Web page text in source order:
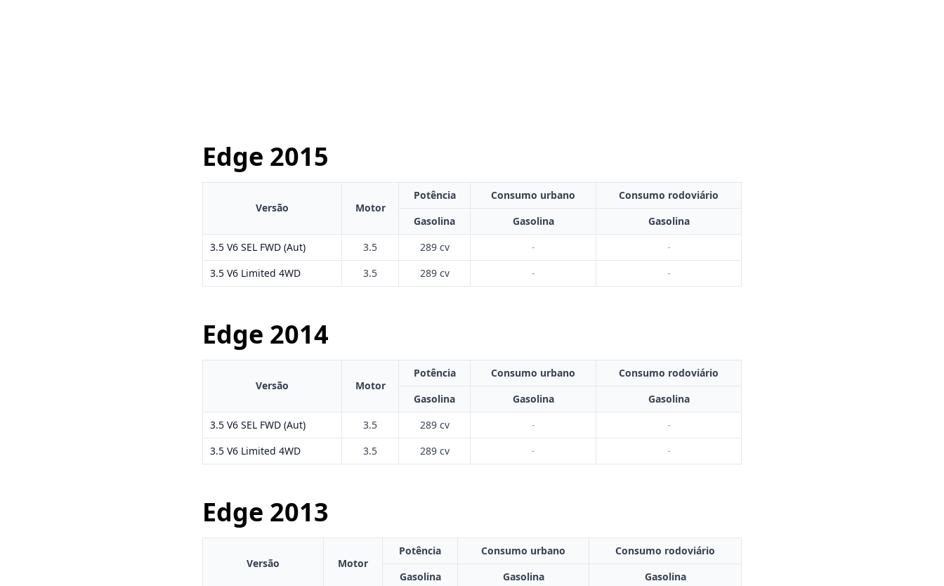
Edge 2015
Versão Motor
Potência Consumo urbano
Consumo rodoviário
Gasolina
Gasolina
Gasolina
3.5 V6 SEL FWD (Aut)
3.5 289 cv -
-
3.5 V6 Limited 4WD
3.5 289 cv - -
Edge 2014
Versão Motor
Potência Consumo urbano
Consumo rodoviário
Gasolina
Gasolina
Gasolina
3.5 V6 SEL FWD (Aut)
3.5 289 cv -
-
3.5 V6 Limited 4WD
3.5 289 cv - -
Edge 2013
Versão Motor
Potência Consumo urbano
Consumo rodoviário
Gasolina
Gasolina Gasolina